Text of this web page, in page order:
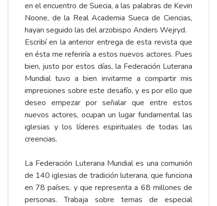
en el encuentro de Suecia, a las palabras de Kevin
Noone, de la Real Academia Sueca de Ciencias,
hayan seguido las del arzobispo Anders Wejryd.
Escribí en la anterior entrega de esta revista que
en ésta me referiría a estos nuevos actores. Pues
bien, justo por estos días, la Federación Luterana
Mundial tuvo a bien invitarme a compartir mis
impresiones sobre este desafío, y es por ello que
deseo empezar por señalar que entre estos
nuevos actores, ocupan un lugar fundamental las
iglesias y los líderes espirituales de todas las
creencias.
La Federación Luterana Mundial es una comunión
de 140 iglesias de tradición luterana, que funciona
en 78 países, y que representa a 68 millones de
personas. Trabaja sobre temas de especial